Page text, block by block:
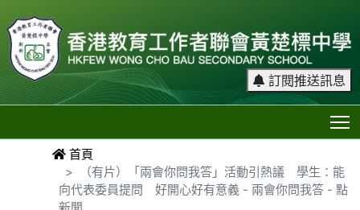
訂閱推送訊息
首頁
（有片）「兩會你問我答」活動引熱議 學生：能
向代表委員提問 好開心好有意義 - 兩會你問我答 - 點